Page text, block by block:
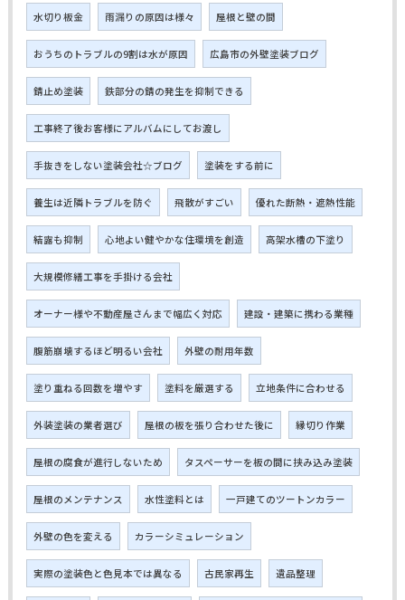
水切り板金 雨漏りの原因は様々 屋根と壁の間
おうちのトラブルの9割は水が原因 広島市の外壁塗装ブログ
錆止め塗装 鉄部分の錆の発生を抑制できる
工事終了後お客様にアルバムにしてお渡し
手抜きをしない塗装会社☆ブログ 塗装をする前に
養生は近隣トラブルを防ぐ 飛散がすごい 優れた断熱・遮熱性能
結露も抑制 心地よい健やかな住環境を創造 高架水槽の下塗り
大規模修繕工事を手掛ける会社
オーナー様や不動産屋さんまで幅広く対応 建設・建築に携わる業種
腹筋崩壊するほど明るい会社 外壁の耐用年数
塗り重ねる回数を増やす 塗料を厳選する 立地条件に合わせる
外装塗装の業者選び 屋根の板を張り合わせた後に 縁切り作業
屋根の腐食が進行しないため タスペーサーを板の間に挟み込み塗装
屋根のメンテナンス 水性塗料とは 一戸建てのツートンカラー
外壁の色を変える カラーシミュレーション
実際の塗装色と色見本では異なる 古民家再生 遺品整理